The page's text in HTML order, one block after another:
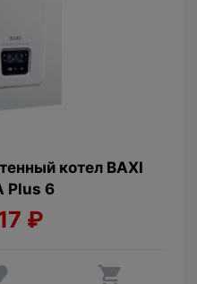
котел BAXI
Plus 6
₽